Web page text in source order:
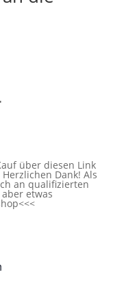
über diesen Link
Dank! Als
an qualifizierten
etwas
<<<